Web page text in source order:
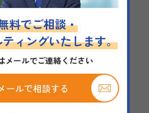
完全無料サポート／
料でご相談・
ィングいたします。
メールでご連絡ください
ールで相談する